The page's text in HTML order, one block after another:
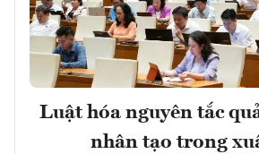
Luật hóa nguyên tắc
nhân tạo trong